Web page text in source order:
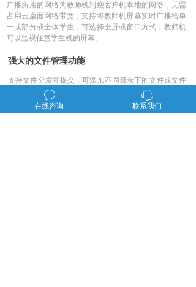
广播所用的网络为教师机到瘦客户机本地的网络，无需
占用云桌面网络带宽；支持将教师机屏幕实时广播给单
一或部分或全体学生，可选择全屏或窗口方式；教师机
可以监视任意学生机的屏幕。
强大的文件管理功能
支持文件分发和提交，可添加不同目录下的文件或文件
目录，云桌面模式下，文件可自动分发至云桌面中，云
桌面断开时，文件可自动发送至终端本地桌面或指定目
录。
ꂖ
在线咨询
ꁱ
联系我们